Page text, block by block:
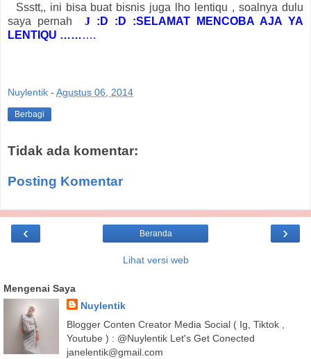
ini bisa buat bisnis juga lho lentiqu , soalnya dulu
saya pernah J :D :D :SELAMAT MENCOBA AJA YA
LENTIQU ……….
Nuylentik - Agustus 06, 2014
Berbagi
Tidak ada komentar:
Posting Komentar
‹ ›
Beranda
Lihat versi web
Mengenai Saya
Nuylentik
Blogger Conten Creator Media Social ( Ig, Tiktok ,
Youtube ) : @Nuylentik Let's Get Conected
janelentik@gmail.com